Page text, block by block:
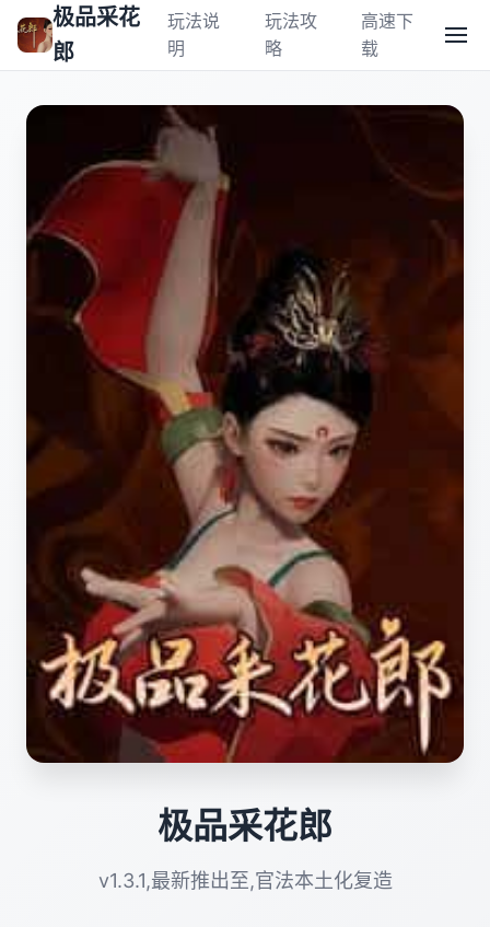
极品采花
郎
玩法说
明
玩法攻
略
高速下
载
极品采花郎
v1.3.1,最新推出至,官法本土化复造